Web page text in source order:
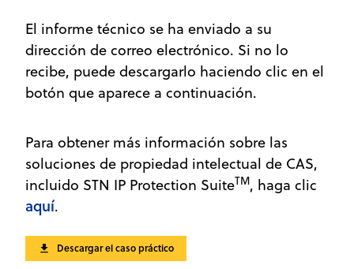
El informe técnico se ha enviado a su
dirección de correo electrónico. Si no lo
recibe, puede descargarlo haciendo clic en el
botón que aparece a continuación.
Para obtener más información sobre las
soluciones de propiedad intelectual de CAS,
incluido STN IP Protection SuiteTM, haga clic
aquí.
Descargar el caso práctico